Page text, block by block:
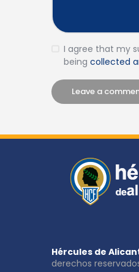
I agree that my
being collected
Hércules de
derechos